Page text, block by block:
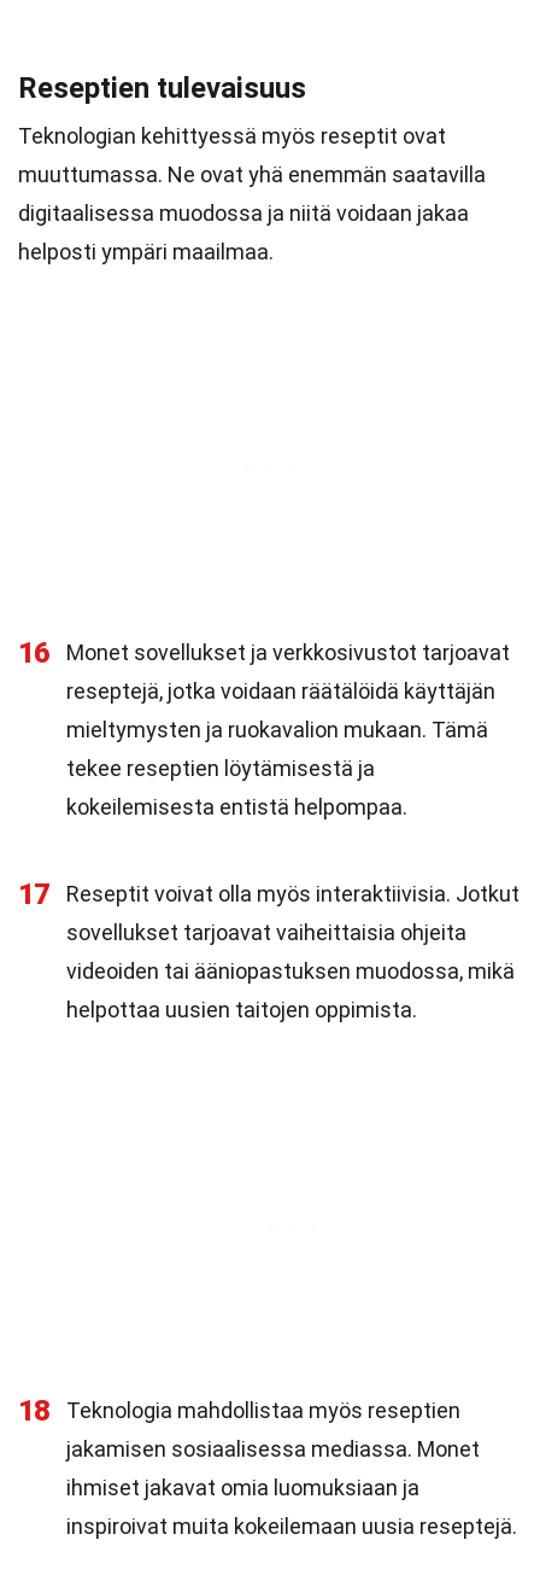
Reseptien tulevaisuus
Teknologian kehittyessä myös reseptit ovat
muuttumassa. Ne ovat yhä enemmän saatavilla
digitaalisessa muodossa ja niitä voidaan jakaa
helposti ympäri maailmaa.
16
Monet sovellukset ja verkkosivustot tarjoavat
reseptejä, jotka voidaan räätälöidä käyttäjän
mieltymysten ja ruokavalion mukaan. Tämä
tekee reseptien löytämisestä ja
kokeilemisesta entistä helpompaa.
17
Reseptit voivat olla myös interaktiivisia. Jotkut
sovellukset tarjoavat vaiheittaisia ohjeita
videoiden tai ääniopastuksen muodossa, mikä
helpottaa uusien taitojen oppimista.
18
Teknologia mahdollistaa myös reseptien
jakamisen sosiaalisessa mediassa. Monet
ihmiset jakavat omia luomuksiaan ja
inspiroivat muita kokeilemaan uusia reseptejä.